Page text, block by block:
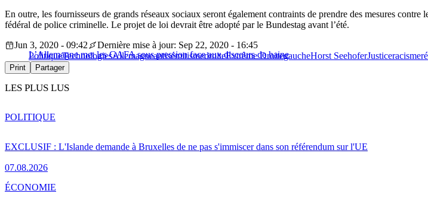
En outre, les fournisseurs de grands réseaux sociaux seront également contraints de prendre des mesures
fédéral de police criminelle. Le projet de loi devrait être adopté par le Bundestag avant l’été.
L’Allemagne met les GAFA sous pression face aux discours de haine
Jun 3, 2020 - 09:42
Dernière mise à jour: Sep 22, 2020 - 16:45
PolitiqueTechnologiesAllemagneantisémitismedroiteExtrême DroitegaucheHorst SeehoferJusticeracisme
Print Partager
LES PLUS LUS
EXCLUSIF : L'Islande demande à Bruxelles de ne pas s'immiscer dans son référendum sur l'UE
07.08.2026
POLITIQUE
ÉCONOMIE